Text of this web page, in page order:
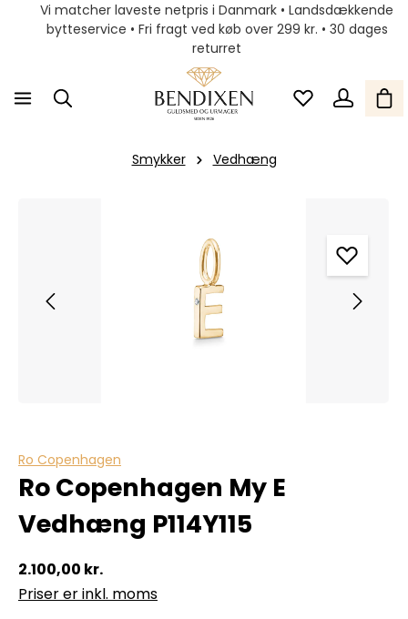
Vi matcher laveste netpris i Danmark • Landsdækkende
bytteservice • Fri fragt ved køb over 299 kr. • 30 dages
returret
Smykker Vedhæng
Ro Copenhagen
Ro Copenhagen My E
Vedhæng P114Y115
2.100,00 kr.
Priser er inkl. moms